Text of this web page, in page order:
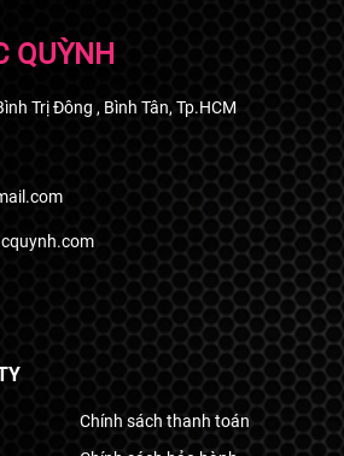
QUỲNH
Trị Đông , Bình Tân, Tp.HCM
Chính sách thanh toán